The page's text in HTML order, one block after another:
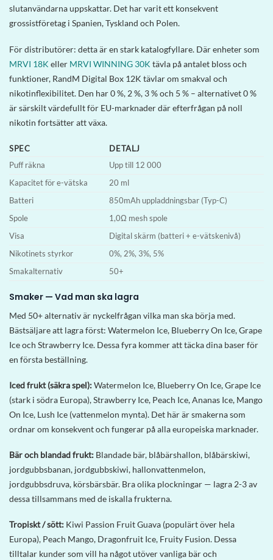
slutanvändarna uppskattar. Det har varit ett konsekvent
grossistföretag i Spanien, Tyskland och Polen.
För distributörer: detta är en stark katalogfyllare. Där enheter som
MRVI 18K eller MRVI WINNING 30K tävla på antalet bloss och
funktioner, RandM Digital Box 12K tävlar om smakval och
nikotinflexibilitet. Den har 0 %, 2 %, 3 % och 5 % – alternativet 0 %
är särskilt värdefullt för EU-marknader där efterfrågan på noll
nikotin fortsätter att växa.
SPEC
DETALJ
Puff räkna
Upp till 12 000
Kapacitet för e-vätska
20 ml
Batteri
850mAh uppladdningsbar (Typ-C)
Spole
1,0Ω mesh spole
Visa
Digital skärm (batteri + e-vätskenivå)
Nikotinets styrkor
0%, 2%, 3%, 5%
Smakalternativ
50+
Smaker — Vad man ska lagra
Med 50+ alternativ är nyckelfrågan vilka man ska börja med.
Bästsäljare att lagra först: Watermelon Ice, Blueberry On Ice, Grape
Ice och Strawberry Ice. Dessa fyra kommer att täcka dina baser för
en första beställning.
Iced frukt (säkra spel):Watermelon Ice, Blueberry On Ice, Grape Ice
(stark i södra Europa), Strawberry Ice, Peach Ice, Ananas Ice, Mango
On Ice, Lush Ice (vattenmelon mynta). Det här är smakerna som
ordnar om konsekvent och fungerar på alla europeiska marknader.
Bär och blandad frukt: Blandade bär, blåbärshallon, blåbärskiwi,
jordgubbsbanan, jordgubbskiwi, hallonvattenmelon,
jordgubbsdruva, körsbärsbär. Bra olika plockningar — lagra 2-3 av
dessa tillsammans med de iskalla frukterna.
Tropiskt / sött: Kiwi Passion Fruit Guava (populärt över hela
Europa), Peach Mango, Dragonfruit Ice, Fruity Fusion. Dessa
tilltalar kunder som vill ha något utöver vanliga bär och